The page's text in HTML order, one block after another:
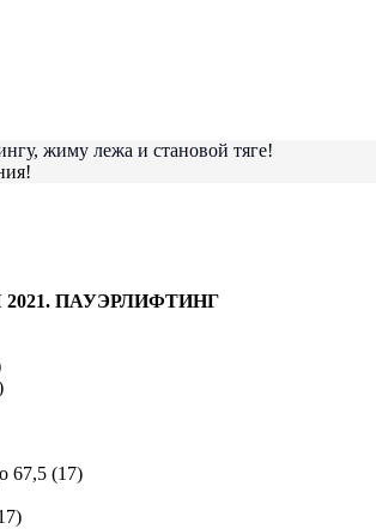
жиму лежа и становой тяге!
2021. ПАУЭРЛИФТИНГ
(17)